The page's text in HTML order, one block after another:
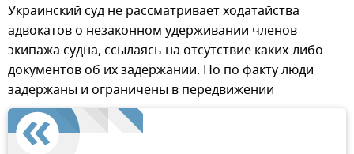
Украинский суд не рассматривает ходатайства
адвокатов о незаконном удерживании членов
экипажа судна, ссылаясь на отсутствие каких-либо
документов об их задержании. Но по факту люди
задержаны и ограничены в передвижении